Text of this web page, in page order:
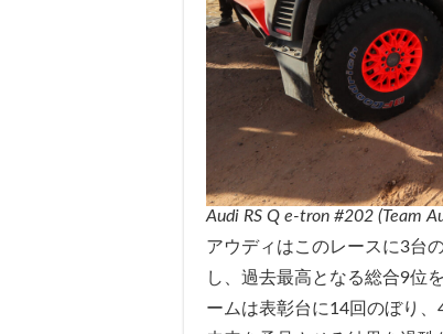
Audi RS Q e-tron #202 (Team
アウディはこのレースに3台
し、過去最高となる総合9位
ームは表彰台に14回のぼり